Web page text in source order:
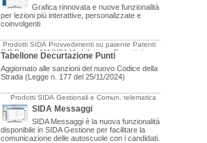
Grafica rinnovata e nuove funzionalità
per lezioni più interattive, personalizzate e
coinvolgenti
Prodotti SIDA Provvedimenti su patente Patenti
C-D Patenti AM SIDA Modulistica e Oggettistica
Tabellone Decurtazione Punti
Aggiornato alle sanzioni del nuovo Codice della
Strada (Legge n. 177 del 25/11/2024)
Prodotti SIDA Gestionali e Comun. telematica
SIDA Messaggi
SIDA Messaggi è la nuova funzionalità
disponibile in SIDA Gestione per facilitare la
comunicazione delle autoscuole con i candidati.